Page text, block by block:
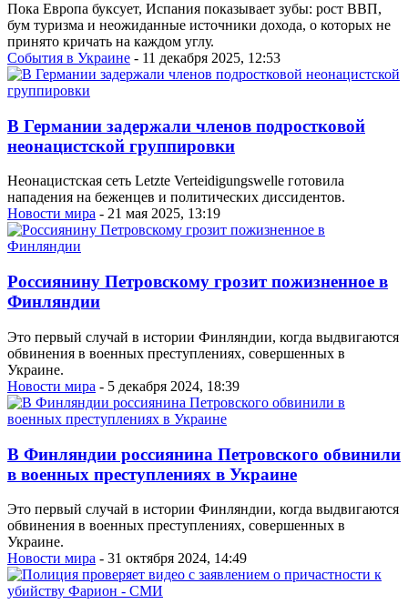
Пока Европа буксует, Испания показывает зубы: рост ВВП,
бум туризма и неожиданные источники дохода, о которых не
принято кричать на каждом углу.
События в Украине - 11 декабря 2025, 12:53
В Германии задержали членов подростковой
неонацистской группировки
Неонацистская сеть Letzte Verteidigungswelle готовила
нападения на беженцев и политических диссидентов.
Новости мира - 21 мая 2025, 13:19
Россиянину Петровскому грозит пожизненное в
Финляндии
Это первый случай в истории Финляндии, когда выдвигаются
обвинения в военных преступлениях, совершенных в
Украине.
Новости мира - 5 декабря 2024, 18:39
В Финляндии россиянина Петровского обвинили
в военных преступлениях в Украине
Это первый случай в истории Финляндии, когда выдвигаются
обвинения в военных преступлениях, совершенных в
Украине.
Новости мира - 31 октября 2024, 14:49